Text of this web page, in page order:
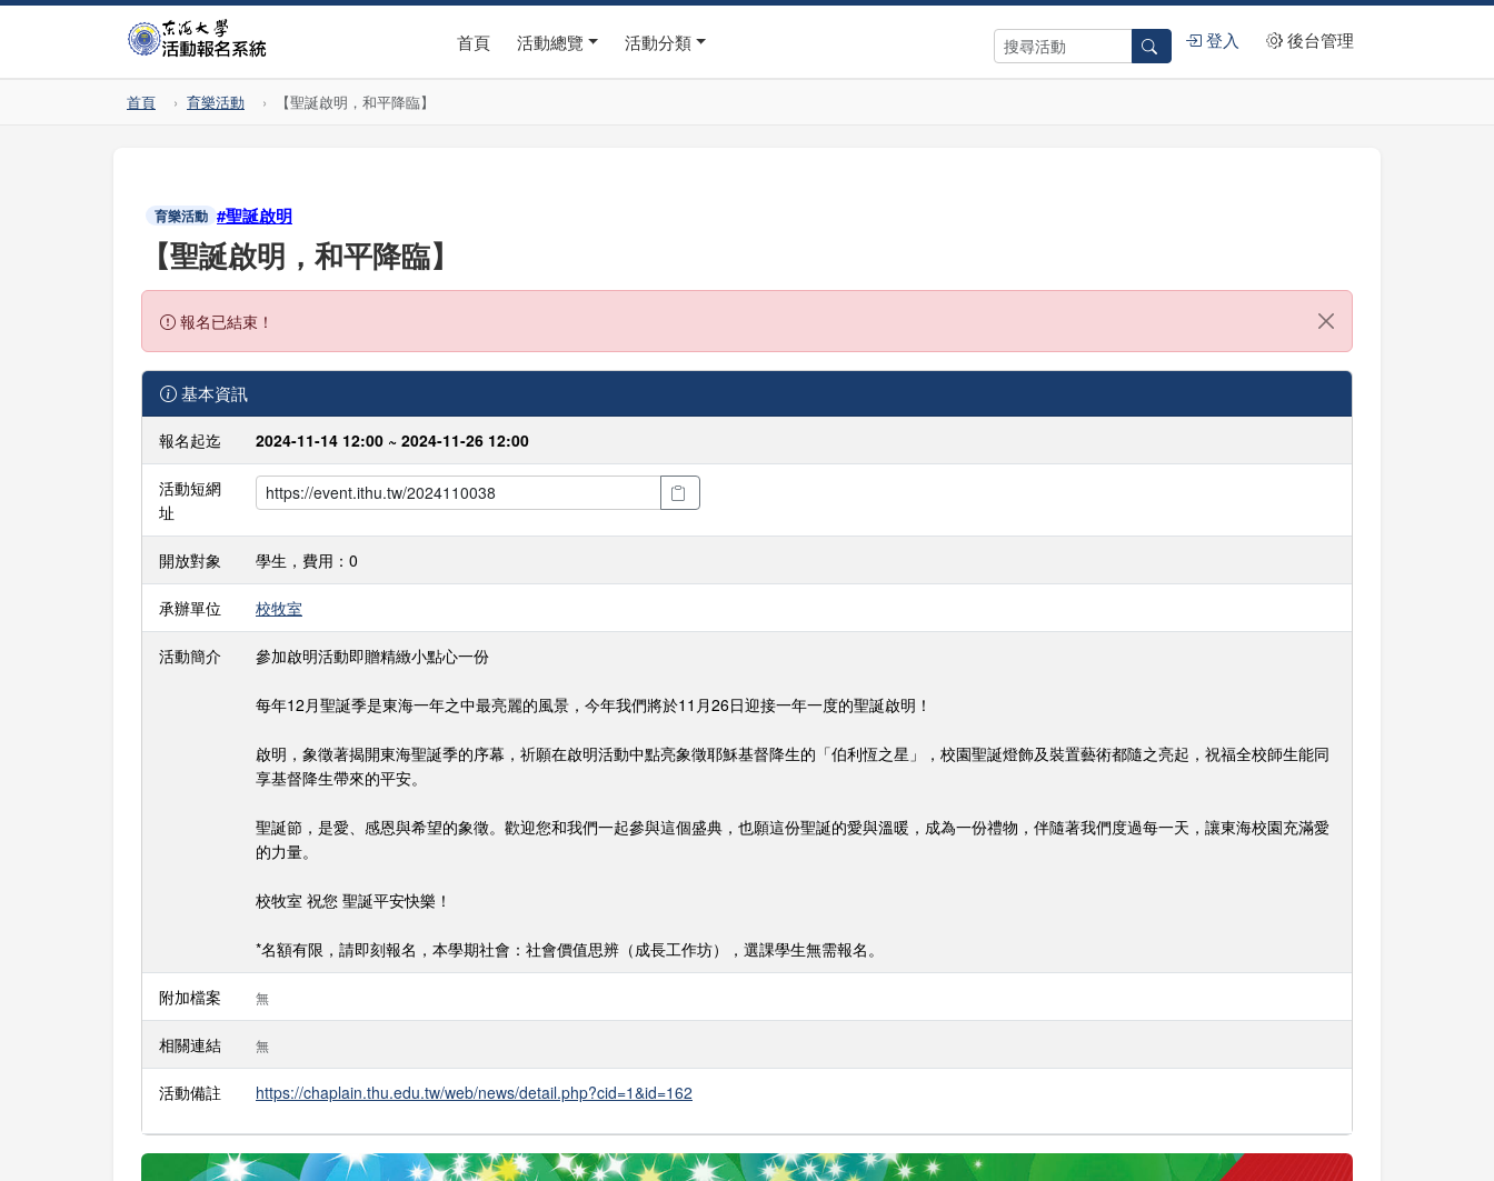
首頁 活動總覽 活動分類 登入 後台管理
首頁 育樂活動 【聖誕啟明，和平降臨】
育樂活動 #聖誕啟明
【聖誕啟明，和平降臨】
報名已結束！
基本資訊
報名起迄 2024-11-14 12:00 ~ 2024-11-26 12:00
活動短網
址
開放對象 學生，費用：0
承辦單位 校牧室
活動簡介 參加啟明活動即贈精緻小點心一份
每年12月聖誕季是東海一年之中最亮麗的風景，今年我們將於11月26日迎接一年一度的聖誕啟明！
啟明，象徵著揭開東海聖誕季的序幕，祈願在啟明活動中點亮象徵耶穌基督降生的「伯利恆之星」，校園聖誕燈飾及裝置藝術都隨之亮起，祝福全校師生能同
享基督降生帶來的平安。
聖誕節，是愛、感恩與希望的象徵。歡迎您和我們一起參與這個盛典，也願這份聖誕的愛與溫暖，成為一份禮物，伴隨著我們度過每一天，讓東海校園充滿愛
的力量。
校牧室 祝您 聖誕平安快樂！
*名額有限，請即刻報名，本學期社會：社會價值思辨（成長工作坊），選課學生無需報名。
附加檔案 無
相關連結 無
活動備註 https://chaplain.thu.edu.tw/web/news/detail.php?cid=1&id=162